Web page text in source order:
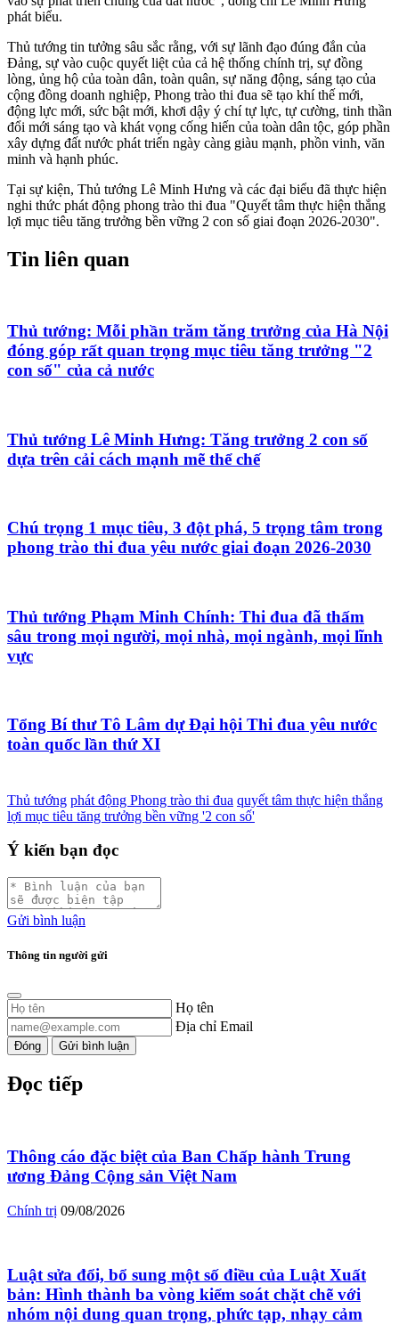
phát biểu.
Thủ tướng tin tưởng sâu sắc rằng, với sự lãnh đạo đúng đắn của
Đảng, sự vào cuộc quyết liệt của cả hệ thống chính trị, sự đồng
lòng, ủng hộ của toàn dân, toàn quân, sự năng động, sáng tạo của
cộng đồng doanh nghiệp, Phong trào thi đua sẽ tạo khí thế mới,
động lực mới, sức bật mới, khơi dậy ý chí tự lực, tự cường, tinh thần
đổi mới sáng tạo và khát vọng cống hiến của toàn dân tộc, góp phần
xây dựng đất nước phát triển ngày càng giàu mạnh, phồn vinh, văn
minh và hạnh phúc.
Tại sự kiện, Thủ tướng Lê Minh Hưng và các đại biểu đã thực hiện
nghi thức phát động phong trào thi đua "Quyết tâm thực hiện thắng
lợi mục tiêu tăng trưởng bền vững 2 con số giai đoạn 2026-2030".
Tin liên quan
Thủ tướng: Mỗi phần trăm tăng trưởng của Hà Nội
đóng góp rất quan trọng mục tiêu tăng trưởng "2
con số" của cả nước
Thủ tướng Lê Minh Hưng: Tăng trưởng 2 con số
dựa trên cải cách mạnh mẽ thể chế
Chú trọng 1 mục tiêu, 3 đột phá, 5 trọng tâm trong
phong trào thi đua yêu nước giai đoạn 2026-2030
Thủ tướng Phạm Minh Chính: Thi đua đã thấm
sâu trong mọi người, mọi nhà, mọi ngành, mọi lĩnh
vực
Tổng Bí thư Tô Lâm dự Đại hội Thi đua yêu nước
toàn quốc lần thứ XI
Thủ tướng phát động Phong trào thi đua quyết tâm thực hiện thắng
lợi mục tiêu tăng trưởng bền vững '2 con số'
Ý kiến bạn đọc
Gửi bình luận
Thông tin người gửi
Họ tên
Địa chỉ Email
Đóng Gửi bình luận
Đọc tiếp
Thông cáo đặc biệt của Ban Chấp hành Trung
ương Đảng Cộng sản Việt Nam
Chính trị 09/08/2026
Luật sửa đổi, bổ sung một số điều của Luật Xuất
bản: Hình thành ba vòng kiểm soát chặt chẽ với
nhóm nội dung quan trọng, phức tạp, nhạy cảm